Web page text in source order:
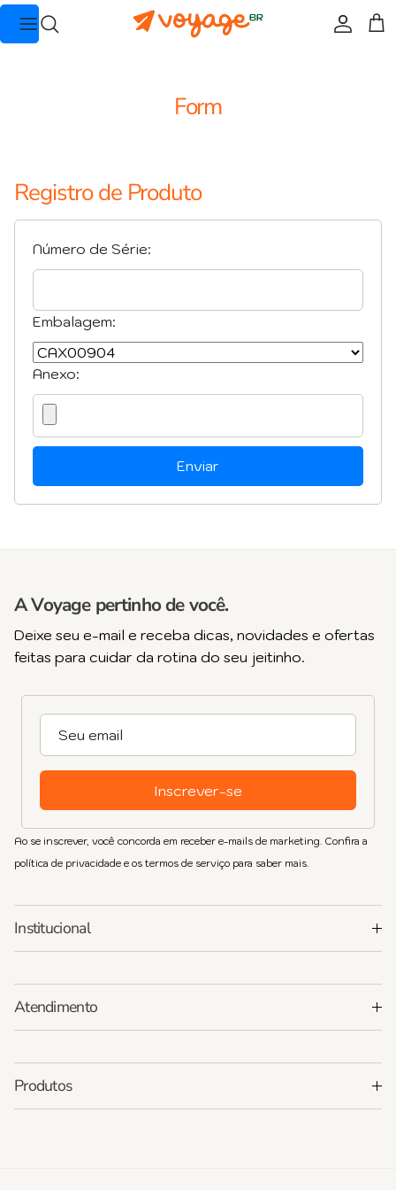
Pular para o conteúdo
Conta
Form
Registro de Produto
Número de Série:
Embalagem:
Anexo:
Enviar
A Voyage pertinho de você.
Deixe seu e-mail e receba dicas, novidades e ofertas
feitas para cuidar da rotina do seu jeitinho.
Inscrever-se
Ao se inscrever, você concorda em receber e-mails de marketing. Confira a
política de privacidade e os termos de serviço para saber mais.
Institucional
Atendimento
Produtos